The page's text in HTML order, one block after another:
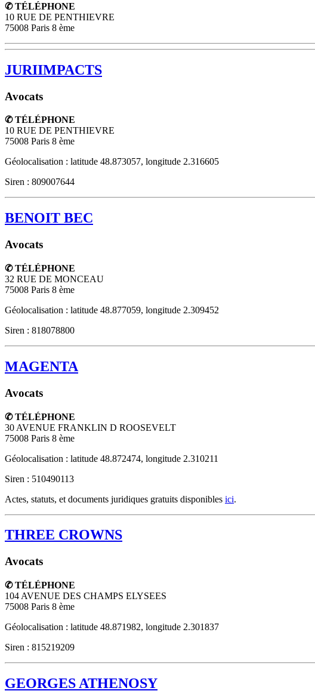
✆ TÉLÉPHONE
10 RUE DE PENTHIEVRE
75008 Paris 8 ème
JURIIMPACTS
Avocats
✆ TÉLÉPHONE
10 RUE DE PENTHIEVRE
75008 Paris 8 ème
Géolocalisation : latitude 48.873057, longitude 2.316605
Siren : 809007644
BENOIT BEC
Avocats
✆ TÉLÉPHONE
32 RUE DE MONCEAU
75008 Paris 8 ème
Géolocalisation : latitude 48.877059, longitude 2.309452
Siren : 818078800
MAGENTA
Avocats
✆ TÉLÉPHONE
30 AVENUE FRANKLIN D ROOSEVELT
75008 Paris 8 ème
Géolocalisation : latitude 48.872474, longitude 2.310211
Siren : 510490113
Actes, statuts, et documents juridiques gratuits disponibles ici.
THREE CROWNS
Avocats
✆ TÉLÉPHONE
104 AVENUE DES CHAMPS ELYSEES
75008 Paris 8 ème
Géolocalisation : latitude 48.871982, longitude 2.301837
Siren : 815219209
GEORGES ATHENOSY